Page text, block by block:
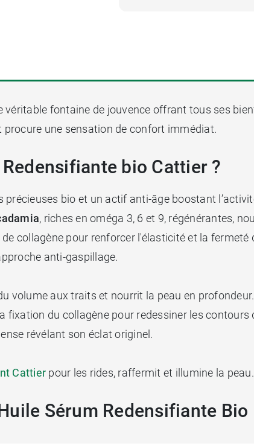
véritable fontaine de jouvence offrant tous ses
une sensation de confort immédiat.
bio Cattier ?
bio et un actif anti-âge boostant
, riches en oméga 3, 6 et 9, régénérantes,
collagène pour renforcer l'élasticité et la fermeté
anti-gaspillage.
volume aux traits et nourrit la peau en
fixation du collagène pour redessiner les contours
révélant son éclat originel.
Cattier pour les rides, raffermit et illumine la
Sérum Redensifiante Bio